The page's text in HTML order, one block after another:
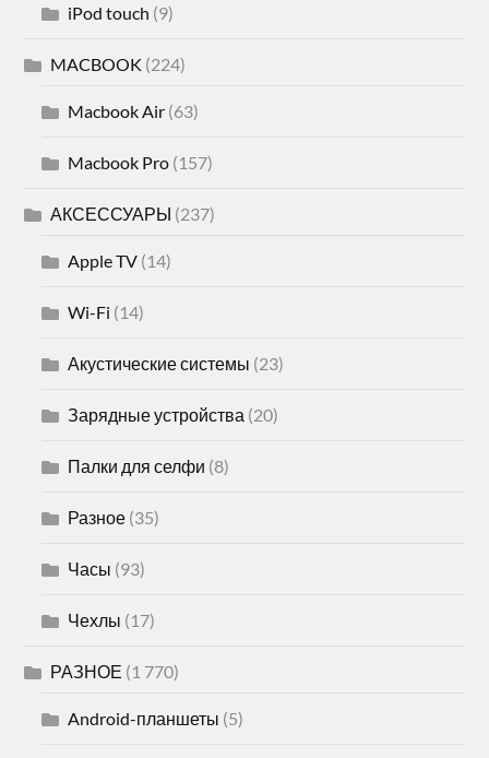
iPod touch (9)
MACBOOK (224)
Macbook Air (63)
Macbook Pro (157)
АКСЕССУАРЫ (237)
Apple TV (14)
Wi-Fi (14)
Акустические системы (23)
Зарядные устройства (20)
Палки для селфи (8)
Разное (35)
Часы (93)
Чехлы (17)
РАЗНОЕ (1 770)
Android-планшеты (5)